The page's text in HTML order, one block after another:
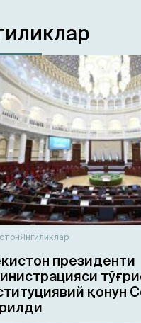
Янгиликлар
президенти
қонун